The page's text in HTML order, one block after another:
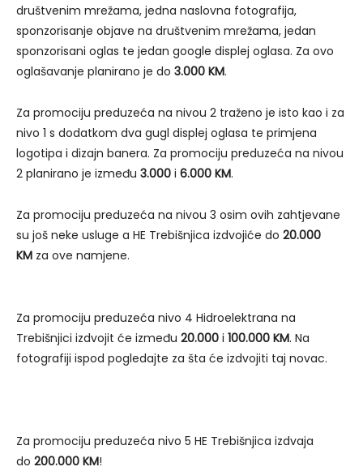
društvenim mrežama, jedna naslovna fotografija,
sponzorisanje objave na društvenim mrežama, jedan
sponzorisani oglas te jedan google displej oglasa. Za ovo
oglašavanje planirano je do 3.000 KM.
Za promociju preduzeća na nivou 2 traženo je isto kao i za
nivo 1 s dodatkom dva gugl displej oglasa te primjena
logotipa i dizajn banera. Za promociju preduzeća na nivou
2 planirano je između 3.000 i 6.000 KM.
Za promociju preduzeća na nivou 3 osim ovih zahtjevane
su još neke usluge a HE Trebišnjica izdvojiće do 20.000
KM za ove namjene.
Za promociju preduzeća nivo 4 Hidroelektrana na
Trebišnjici izdvojit će između 20.000 i 100.000 KM. Na
fotografiji ispod pogledajte za šta će izdvojiti taj novac.
Za promociju preduzeća nivo 5 HE Trebišnjica izdvaja
do 200.000 KM!